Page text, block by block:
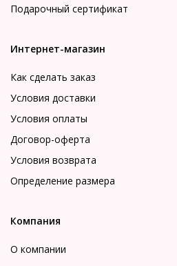
Подарочный сертификат
Интернет-магазин
Как сделать заказ
Условия доставки
Условия оплаты
Договор-оферта
Условия возврата
Определение размера
Компания
О компании